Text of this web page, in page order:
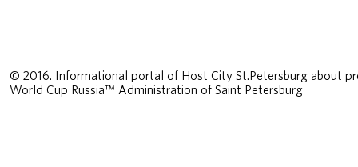
© 2016. Informational portal of Host City St.Petersburg about
World Cup Russia™ Administration of Saint Petersburg